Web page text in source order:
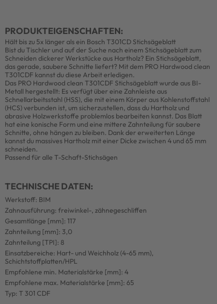
PRODUKTEIGENSCHAFTEN:
Hält bis zu 5x länger als ein Bosch T301CD Stichsägeblatt
Bist du Tischler und auf der Suche nach einem Stichsägeblatt zum
Schneiden dickerer Werkstücke aus Hartholz? Ein Stichsägeblatt,
das gerade, saubere Schnitte liefert? Mit dem PRO Hardwood clean
T301CDF kannst du diese Arbeit erledigen.
Das PRO Hardwood clean T301CDF Stichsägeblatt wurde aus BI-
Metall hergestellt: Es verfügt über eine Zahnleiste aus
Schnellarbeitsstahl (HSS), die mit einem Körper aus Kohlenstoffstahl
(HCS) verbunden ist, um sicherzustellen, dass du Hartholz und
abrasive Holzwerkstoffe problemlos bearbeiten kannst. Das Blatt
hat eine konische Form und eine mittere Zahnteilung für saubere
Schnitte, ohne hängen zu bleiben. Dank der erweiterten Länge
kannst du massives Hartholz mit einer Dicke zwischen 4 und 65 mm
schneiden.
Passend für alle T-Schaft-Stichsägen
TECHNISCHE DATEN:
Werkstoff: BIM
Zahnausführung: freiwinkel-, zähnegeschliffen
Gesamtlänge [mm]: 117
Zahnteilung [mm]: 3,0
Zahnteilung [TPI]: 8
Einsatzbereiche: Hart- und Weichholz (4-65 mm),
Schichtstoffplatten/HPL
Empfohlene min. Materialstärke [mm]: 4
Empfohlene max. Materialstärke [mm]: 65
Typ: T 301 CDF